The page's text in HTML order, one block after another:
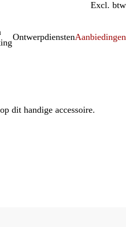
Incl. btw
Excl. btw
OntwerpdienstenAanbiedingen
dit handige accessoire.